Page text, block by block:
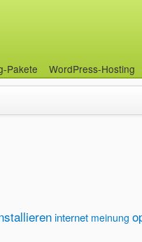
Pakete WordPress-Hosting
internet meinung